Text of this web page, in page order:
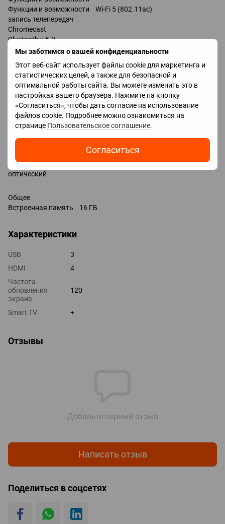
Мы заботимся о вашей конфиденциальности
Этот веб-сайт использует файлы cookie для маркетинга и
статистических целей, а также для безопасной и
оптимальной работы сайта. Вы можете изменить это в
настройках вашего браузера. Нажмите на кнопку
«Согласиться», чтобы дать согласие на использование
файлов cookie. Подробнее можно ознакомиться на
странице Пользовательское соглашение.
Согласиться
Функции и возможности Wi-Fi 5 (802.11ac)
запись телепередач
Chromecast
Bluetooth v 5.0
поддержка DLNA
управление голосом
Amazon Alexa
Google Assistant
Разъемы
Входы USB 3 шт
HDMI 4 шт
Выходы mini-Jack (3.5 мм) наушники
оптический
Общее
Встроенная память 16 ГБ
Характеристики
USB
3
HDMI
4
Частота
обновления
экрана
120
Smart TV +
Отзывы
Добавьте первый отзыв
Написать отзыв
Поделиться в соцсетях